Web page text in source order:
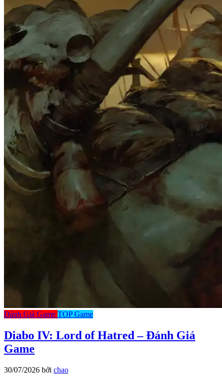
Đánh Giá Game TOP Game
Diabo IV: Lord of Hatred – Đánh Giá
Game
30/07/2026 bởi chao